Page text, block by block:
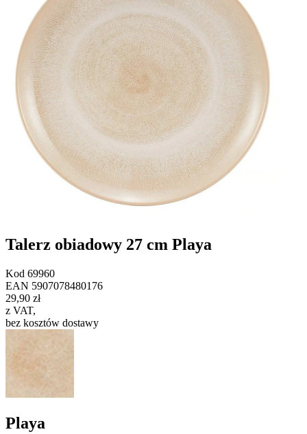
Talerz obiadowy 27 cm Playa
Kod 69960
EAN 5907078480176
29,90 zł
z VAT,
bez kosztów dostawy
Playa